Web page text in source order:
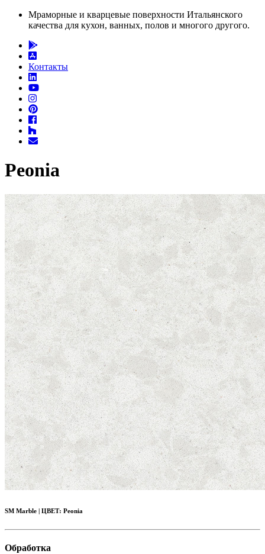
Мраморные и кварцевые поверхности Итальянского
качества для кухон, ванных, полов и многого другого.
Контакты
Peonia
SM Marble | ЦВЕТ: Peonia
Обработка